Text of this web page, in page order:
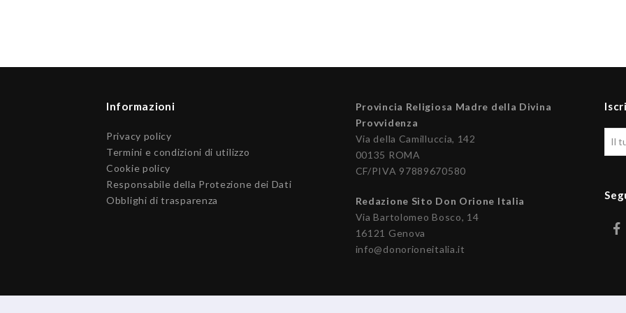
Informazioni
Privacy policy
Termini e condizioni di utilizzo
Cookie policy
Responsabile della Protezione dei Dati
Obblighi di trasparenza
Provincia Religiosa Madre della Divina
Provvidenza
Via della Camilluccia, 142
00135 ROMA
CF/PIVA 97889670580
Redazione Sito Don Orione Italia
Via Bartolomeo Bosco, 14
16121 Genova
info@donorioneitalia.it